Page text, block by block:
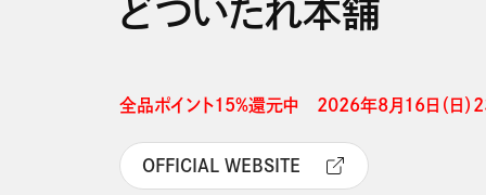
どついたれ本舗
全品ポイント15%還元中　2026年8月16日（日
OFFICIAL WEBSITE